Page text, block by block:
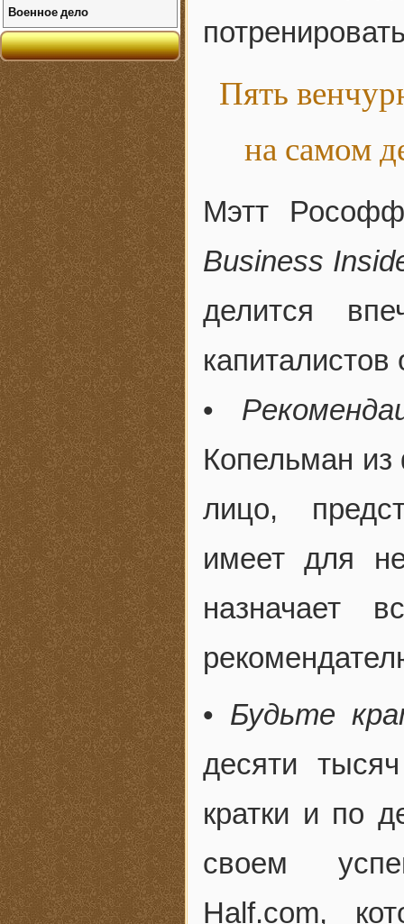
Пять
на самом
Мэтт
Business
делится
•
Копельман из
лицо,
имеет для
назначает
• Будьте
десяти
кратки и по
своем
Half.com,
Военное дело